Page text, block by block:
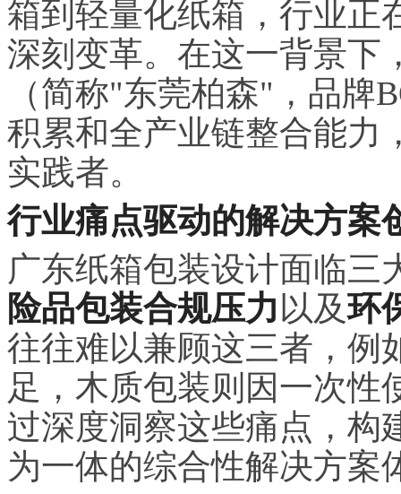
箱到轻量化纸箱，行业正
深刻变革。在这一背景下
（简称"东莞柏森"，品牌
积累和全产业链整合能力
实践者。
行业痛点驱动的解决方案
广东纸箱包装设计面临三
险品包装合规压力以及环
往往难以兼顾这三者，例
足，木质包装则因一次性
过深度洞察这些痛点，构
为一体的综合性解决方案